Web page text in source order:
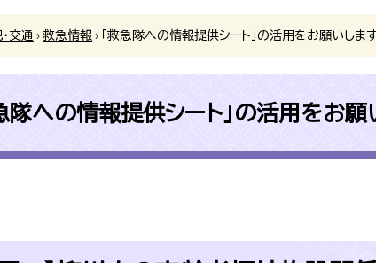
交通 › 救急情報 › 「救急隊への情報提供シート」の活用をお願いします
隊への情報提供シート」の活用をお願